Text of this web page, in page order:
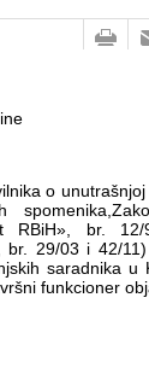
o
RBiH», br.
br. 29/03 i 42/
saradnika u
funkcioner